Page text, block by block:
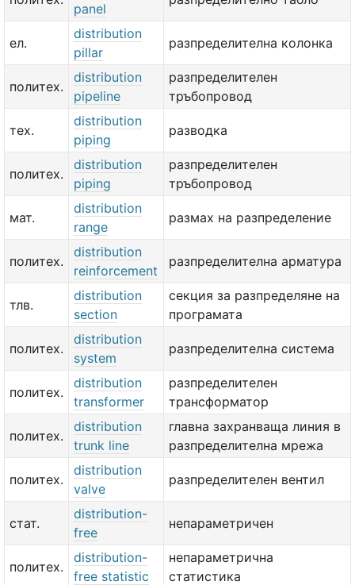
panel
ел.
distribution
pillar
разпределителна колонка
политех.
distribution
pipeline
разпределителен
тръбопровод
тех.
distribution
piping
разводка
политех.
distribution
piping
разпределителен
тръбопровод
мат.
distribution
range
размах на разпределение
политех.
distribution
reinforcement
разпределителна арматура
тлв.
distribution
section
секция за разпределяне на
програмата
политех.
distribution
system
разпределителна система
политех.
distribution
transformer
разпределителен
трансформатор
политех.
distribution
trunk line
главна захранваща линия в
разпределителна мрежа
политех.
distribution
valve
разпределителен вентил
стат.
distribution-
free
непараметричен
политех.
distribution-
free statistic
непараметрична
статистика